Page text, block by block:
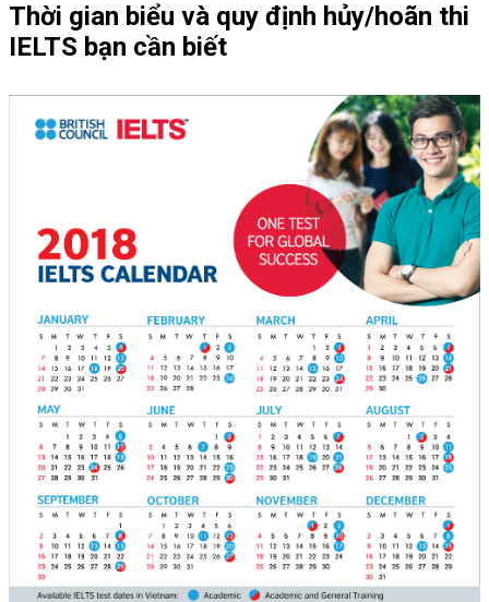
Thời gian biểu và quy định hủy/hoãn thi
IELTS bạn cần biết